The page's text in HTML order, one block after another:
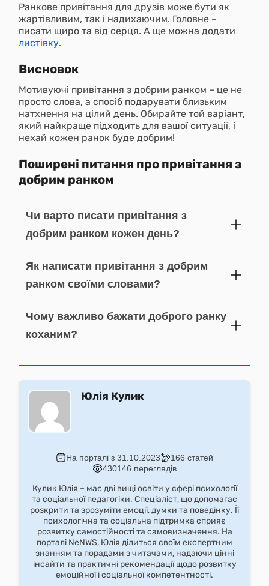
Ранкове привітання для друзів може бути як
жартівливим, так і надихаючим. Головне –
писати щиро та від серця. А ще можна додати
листівку.
Висновок
Мотивуючі привітання з добрим ранком – це не
просто слова, а спосіб подарувати близьким
натхнення на цілий день. Обирайте той варіант,
який найкраще підходить для вашої ситуації, і
нехай кожен ранок буде добрим!
Поширені питання про привітання з
добрим ранком
Чи варто писати привітання з
добрим ранком кожен день?
Як написати привітання з добрим
ранком своїми словами?
Чому важливо бажати доброго ранку
коханим?
Юлія Кулик
На порталі з 31.10.2023
166 статей
430146 переглядів
Кулик Юлія – має дві вищі освіти у сфері психології
та соціальної педагогіки. Спеціаліст, що допомагає
розкрити та зрозуміти емоції, думки та поведінку. Її
психологічна та соціальна підтримка сприяє
розвитку самостійності та самовизначення. На
порталі NeNWS, Юлія ділиться своїм експертним
знанням та порадами з читачами, надаючи цінні
інсайти та практичні рекомендації щодо розвитку
емоційної і соціальної компетентності.